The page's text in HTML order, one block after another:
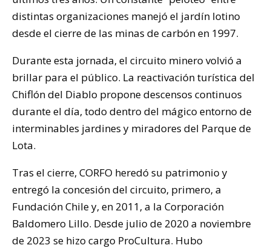
distintas organizaciones manejó el jardín lotino
desde el cierre de las minas de carbón en 1997.
Durante esta jornada, el circuito minero volvió a
brillar para el público. La reactivación turística del
Chiflón del Diablo propone descensos continuos
durante el día, todo dentro del mágico entorno de
interminables jardines y miradores del Parque de
Lota.
Tras el cierre, CORFO heredó su patrimonio y
entregó la concesión del circuito, primero, a
Fundación Chile y, en 2011, a la Corporación
Baldomero Lillo. Desde julio de 2020 a noviembre
de 2023 se hizo cargo ProCultura. Hubo